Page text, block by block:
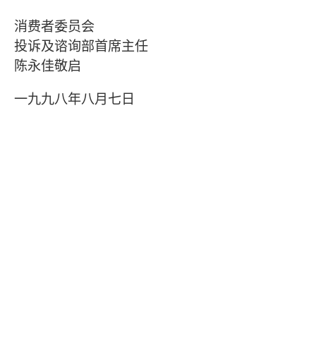
消费者委员会
投诉及谘询部首席主任
陈永佳敬启
一九九八年八月七日